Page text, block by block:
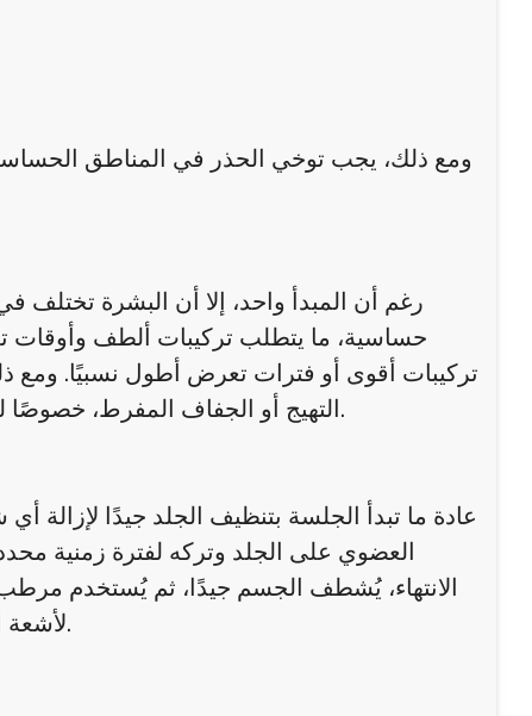
ومع ذلك، يجب توخي الحذر في المناطق
رغم أن المبدأ واحد، إلا أن البشرة
حساسية، ما يتطلب تركيبات ألطف وأوقات
تركيبات أقوى أو فترات تعرض أطول نسبيًا.
التهيج أو الجفاف المفرط، خصوصًا للأشخاص الذين يعانون من أمراض جلدية مثل الإكزيما أو الصدفية.
عادة ما تبدأ الجلسة بتنظيف الجلد جيدًا
العضوي على الجلد وتركه لفترة زمنية
الانتهاء، يُشطف الجسم جيدًا، ثم يُستخدم
لأشعة الشمس بعد الجلسة، واستخدام واقٍ شمسي للحفاظ على النتائج.